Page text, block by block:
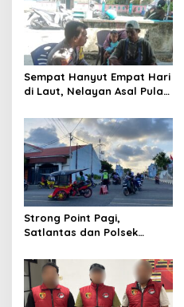
i
g
a
t
i
o
n
Sempat Hanyut Empat Hari
di Laut, Nelayan Asal Pulau
Pantai Tawakali Morotai
Utara
Strong Point Pagi,
Satlantas dan Polsek
Hadir Wujudkan Keamanan
serta Keselamatan Berlalu
Lintas